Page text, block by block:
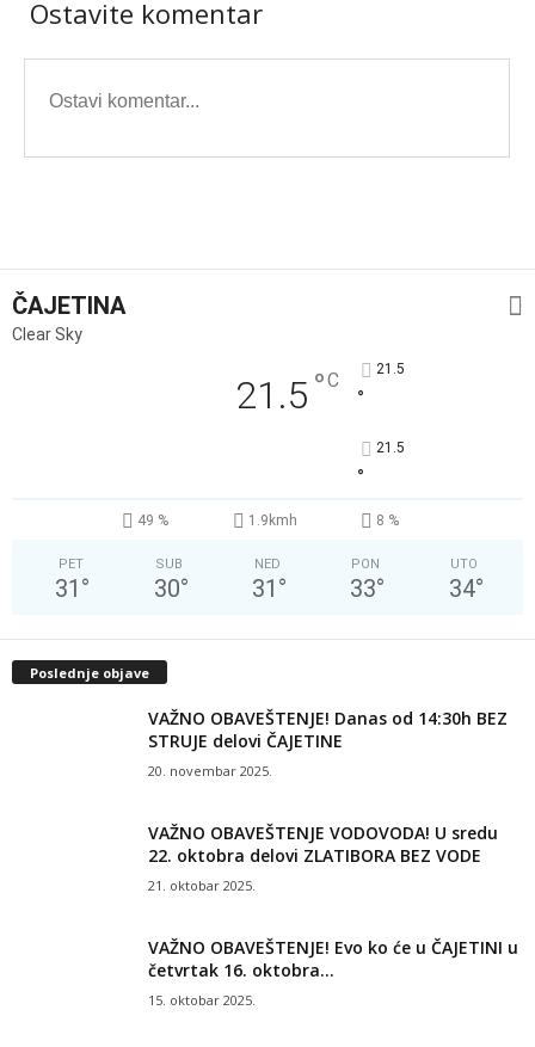
Ostavite komentar
ČAJETINA
Clear Sky
21.5 °C 21.5
°
21.5
°
49 % 1.9kmh 8 %
PET
31 °
SUB
30°
NED
31 °
PON
33°
UTO
34°
Poslednje objave
VAŽNO OBAVEŠTENJE! Danas od 14:30h BEZ
STRUJE delovi ČAJETINE
20. novembar 2025.
VAŽNO OBAVEŠTENJE VODOVODA! U sredu
22. oktobra delovi ZLATIBORA BEZ VODE
21. oktobar 2025.
VAŽNO OBAVEŠTENJE! Evo ko će u ČAJETINI u
četvrtak 16. oktobra...
15. oktobar 2025.